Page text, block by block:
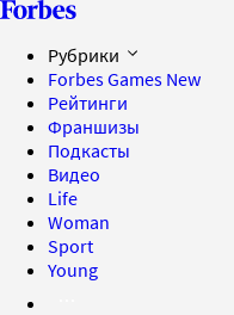
Рубрики
Forbes Games New
Рейтинги
Франшизы
Подкасты
Видео
Life
Woman
Sport
Young